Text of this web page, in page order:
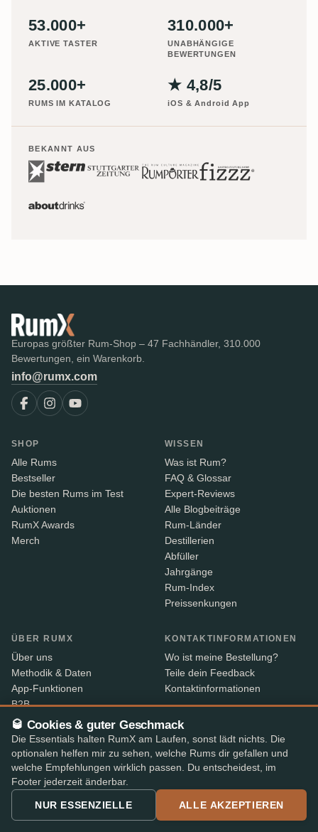
53.000+
AKTIVE TASTER
310.000+
UNABHÄNGIGE
BEWERTUNGEN
25.000+
RUMS IM KATALOG
★ 4,8/5
iOS & Android App
BEKANNT AUS
Europas größter Rum-Shop – 47 Fachhändler, 310.000
Bewertungen, ein Warenkorb.
info@rumx.com
SHOP
Alle Rums
Bestseller
Die besten Rums im Test
Auktionen
RumX Awards
Merch
WISSEN
Was ist Rum?
FAQ & Glossar
Expert-Reviews
Alle Blogbeiträge
Rum-Länder
Destillerien
Abfüller
Jahrgänge
Rum-Index
Preissenkungen
ÜBER RUMX
Über uns
Methodik & Daten
App-Funktionen
B2B
Embed-Widget
RX+
KONTAKTINFORMATIONEN
Wo ist meine Bestellung?
Teile dein Feedback
Kontaktinformationen
18+
Verkauf von Alkohol nur an Personen ab 18 Jahren.
Versand mit Altersverifikation durch unsere Shop-Partner
– der Paketbote prüft den Ausweis bei Lieferung.
🥃 Cookies & guter Geschmack
Die Essentials halten RumX am Laufen, sonst lädt nichts. Die
optionalen helfen mir zu sehen, welche Rums dir gefallen und
welche Empfehlungen wirklich passen. Du entscheidest, im
Footer jederzeit änderbar.
NUR ESSENZIELLE ALLE AKZEPTIEREN